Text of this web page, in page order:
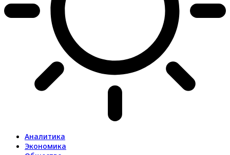
Аналитика
Экономика